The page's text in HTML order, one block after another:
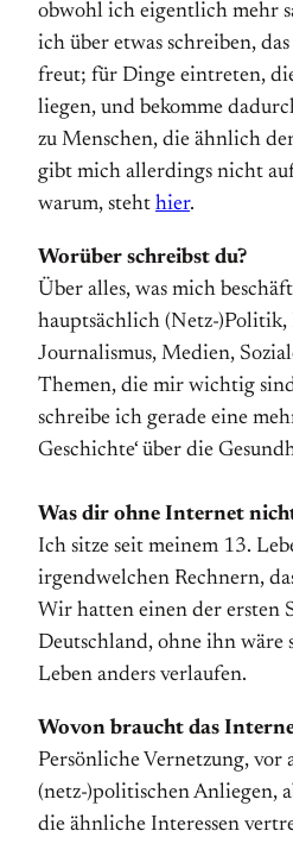
obwohl ich eigentlich mehr
ich über etwas schreiben,
freut; für Dinge eintreten,
liegen, und bekomme
zu Menschen, die ähnlich
gibt mich allerdings nicht
warum, steht hier.
Worüber schreibst du?
Über alles, was mich
hauptsächlich (Netz-)Politik,
Journalismus, Medien,
Themen, die mir wichtig
schreibe ich gerade eine
Geschichte‘ über die
Was dir ohne Internet
Ich sitze seit meinem 13.
irgendwelchen Rechnern,
Wir hatten einen der ersten
Deutschland, ohne ihn wäre
Leben anders verlaufen.
Wovon braucht das
Persönliche Vernetzung, vor
(netz-)politischen Anliegen,
die ähnliche Interessen